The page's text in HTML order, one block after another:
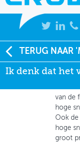
NIEUWS
KENNISBANK
ADRESSENBOEK
OVER
TERUG NAAR
Ik denk dat het
Willem
15-04-
Ik
van de
hoge
Ook de
hoge
groot